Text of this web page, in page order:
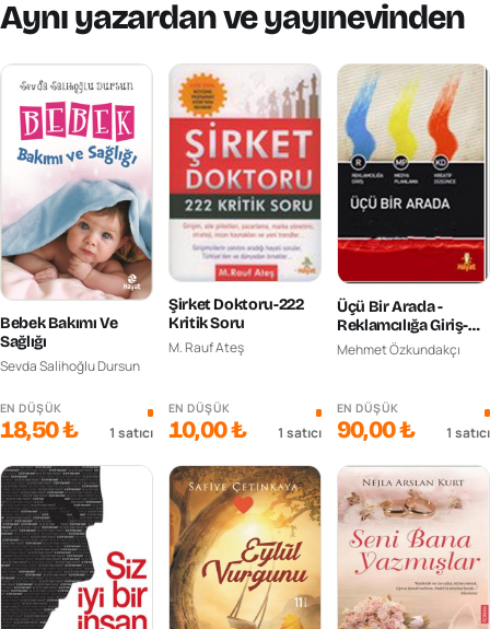
Aynı yazardan ve yayınevinden
Bebek Bakımı Ve
Sağlığı
Sevda Salihoğlu Dursun
EN DÜŞÜK
18,50 ₺ 1 satıcı
Şirket Doktoru-222
Kritik Soru
M. Rauf Ateş
EN DÜŞÜK
10,00 ₺ 1 satıcı
Üçü Bir Arada -
Reklamcılığa Giriş-
Medya Planlama-
Kreatif Düşünce
Mehmet Özkundakçı
EN DÜŞÜK
90,00 ₺ 1 satıcı